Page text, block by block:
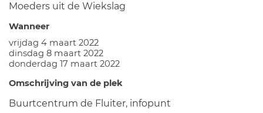
Moeders uit de Wiekslag
Wanneer
vrijdag 4 maart 2022
dinsdag 8 maart 2022
donderdag 17 maart 2022
Omschrijving van de plek
Buurtcentrum de Fluiter, infopunt